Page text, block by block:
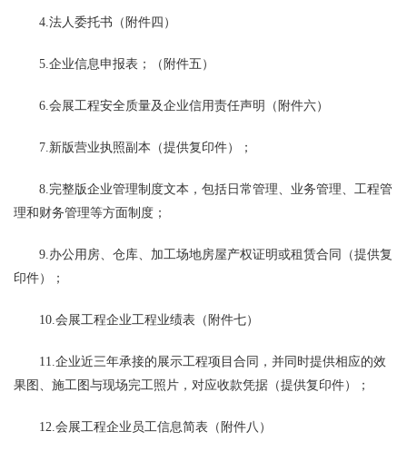
4.法人委托书（附件四）
5.企业信息申报表；（附件五）
6.会展工程安全质量及企业信用责任声明（附件六）
7.新版营业执照副本（提供复印件）；
8.完整版企业管理制度文本，包括日常管理、业务管理、工程管
理和财务管理等方面制度；
9.办公用房、仓库、加工场地房屋产权证明或租赁合同（提供复
印件）；
10.会展工程企业工程业绩表（附件七）
11.企业近三年承接的展示工程项目合同，并同时提供相应的效
果图、施工图与现场完工照片，对应收款凭据（提供复印件）；
12.会展工程企业员工信息简表（附件八）